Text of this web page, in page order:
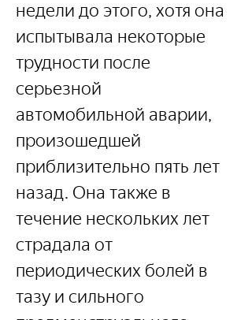
недели до этого, хотя она
испытывала некоторые
трудности после
серьезной
автомобильной аварии,
произошедшей
приблизительно пять лет
назад. Она также в
течение нескольких лет
страдала от
периодических болей в
тазу и сильного